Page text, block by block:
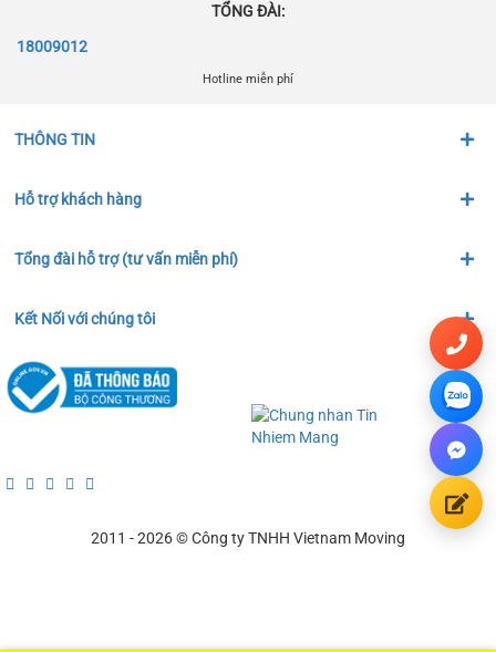
TỔNG ĐÀI:
18009012
Hotline miễn phí
THÔNG TIN
Hỗ trợ khách hàng
Tổng đài hỗ trợ (tư vấn miễn phí)
Kết Nối với chúng tôi
2011 - 2026 © Công ty TNHH Vietnam Moving